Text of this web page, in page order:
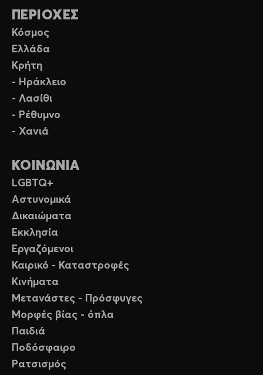
ΠΕΡΙΟΧΕΣ
Κόσμος
Ελλάδα
Κρήτη
- Ηράκλειο
- Λασίθι
- Ρέθυμνο
- Χανιά
ΚΟΙΝΩΝΙΑ
LGBTQ+
Αστυνομικά
Δικαιώματα
Εκκλησία
Εργαζόμενοι
Καιρικό - Καταστροφές
Κινήματα
Μετανάστες - Πρόσφυγες
Μορφές βίας - όπλα
Παιδιά
Ποδόσφαιρο
Ρατσισμός